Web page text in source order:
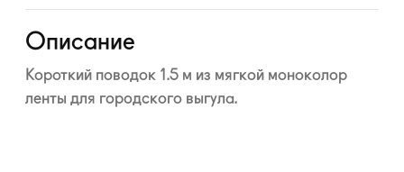
Развернуть
Описание
Короткий поводок 1.5 м из мягкой моноколор
ленты для городского выгула.